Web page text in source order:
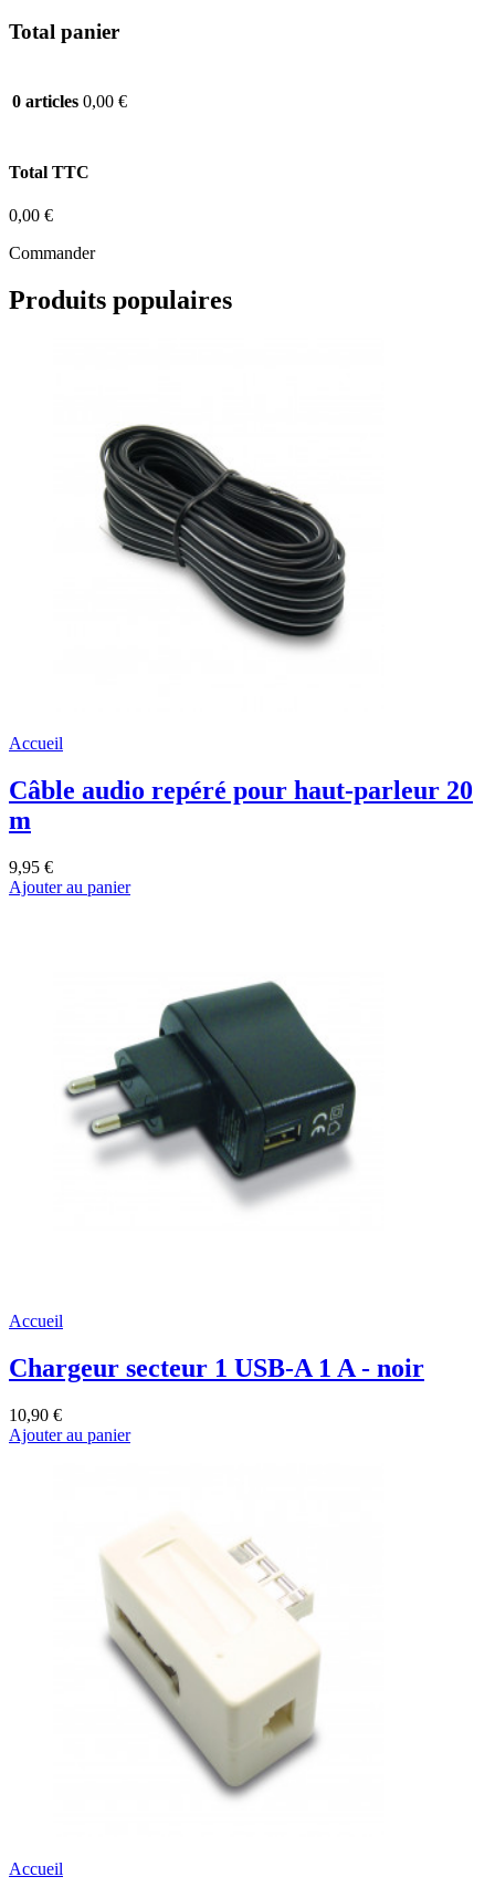
Total panier
0 articles 0,00 €
Total TTC
0,00 €
Commander
Produits populaires
Accueil
Câble audio repéré pour haut-parleur 20
m
9,95 €
Ajouter au panier
Accueil
Chargeur secteur 1 USB-A 1 A - noir
10,90 €
Ajouter au panier
Accueil